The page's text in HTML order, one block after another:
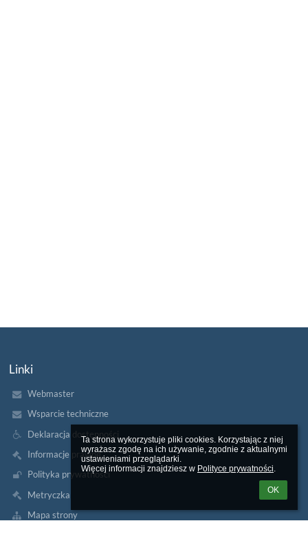
Ta strona wykorzystuje pliki cookies. Korzystając z niej
wyrażasz zgodę na ich używanie, zgodnie z aktualnymi
ustawieniami przeglądarki.
Więcej informacji znajdziesz w Polityce prywatności.
OK
Linki
Webmaster
Wsparcie techniczne
Deklaracja dostępności
Informacje prawne
Polityka prywatności
Metryczka
Mapa strony